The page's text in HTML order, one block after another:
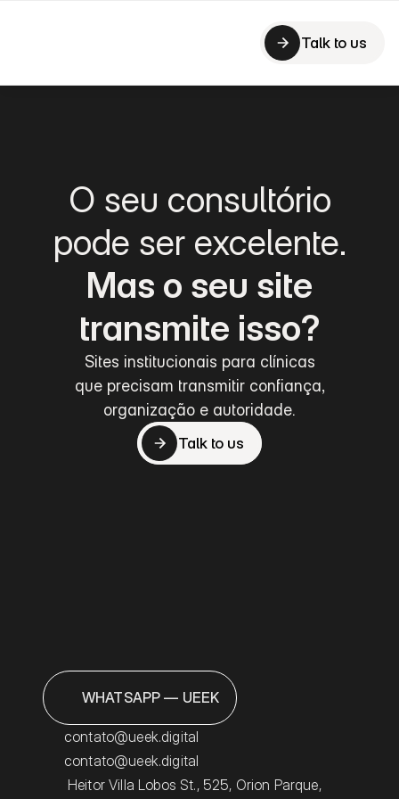
Talk to us
O seu consultório
pode ser excelente.
Mas o seu site
transmite isso?
Sites institucionais para clínicas
que precisam transmitir confiança,
organização e autoridade.
Talk to us
Talk to us
WHATSAPP — UEEK
contato@ueek.digital
contato@ueek.digital
Heitor Villa Lobos St., 525, Orion Parque,